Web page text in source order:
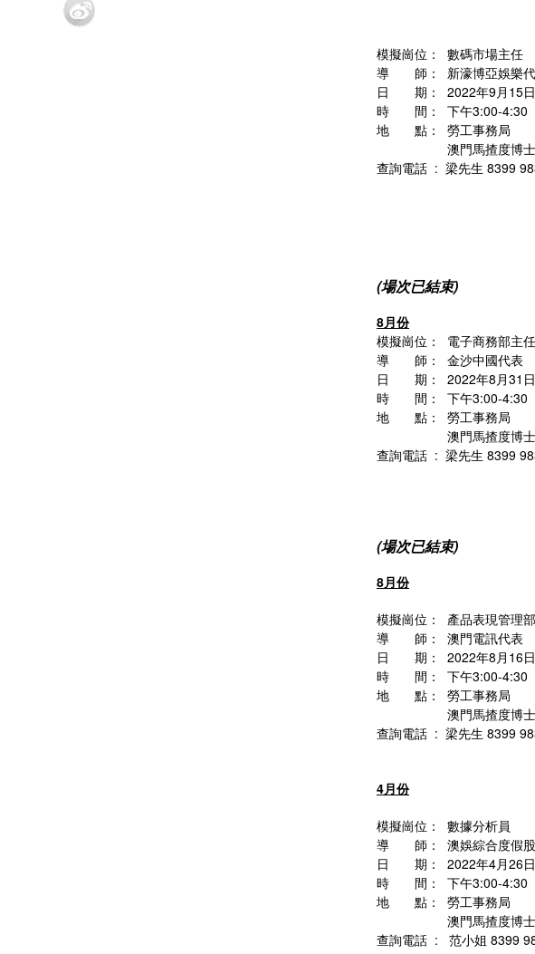
模擬崗位： 數碼市場主任
導 師： 新濠博亞娛樂
日 期： 2022年9月15日
時 間： 下午3:00-4:30
地 點： 勞工事務局
澳門馬揸度博士大馬
查詢電話 : 梁先生 8399
(場次已結束)
8月份
模擬崗位： 電子商務部主任
導 師： 金沙中國代表
日 期： 2022年8月31日
時 間： 下午3:00-4:30
地 點： 勞工事務局
澳門馬揸度博士大馬
查詢電話 : 梁先生 8399
(場次已結束)
8月份
模擬崗位： 產品表現管理
導 師： 澳門電訊代表
日 期： 2022年8月16日
時 間： 下午3:00-4:30
地 點： 勞工事務局
澳門馬揸度博士大馬
查詢電話 : 梁先生 8399
4月份
模擬崗位： 數據分析員
導 師： 澳娛綜合度假股
日 期： 2022年4月26日
時 間： 下午3:00-4:30
地 點： 勞工事務局
澳門馬揸度博士大馬
查詢電話 : 范小姐 8399